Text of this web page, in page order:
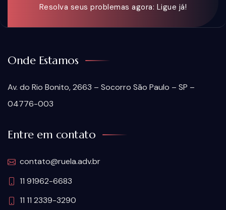
Resolva seus problemas agora: Ligue já!
Onde Estamos
Av. do Rio Bonito, 2663 – Socorro São Paulo – SP –
04776-003
Entre em contato
contato@ruela.adv.br
11 91962-6683
11 11 2339-3290